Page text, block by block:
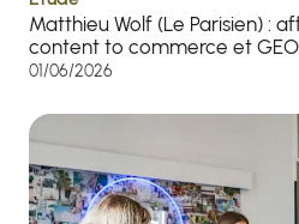
Matthieu Wolf (Le Parisien) :
content to commerce et GEO
01/06/2026